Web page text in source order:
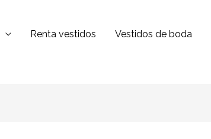
Renta vestidos Vestidos de boda